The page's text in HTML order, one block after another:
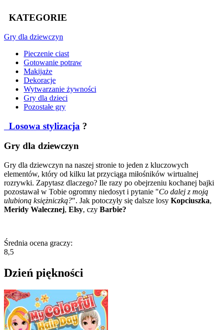
KATEGORIE
Gry dla dziewczyn
Pieczenie ciast
Gotowanie potraw
Makijaże
Dekoracje
Wytwarzanie żywności
Gry dla dzieci
Pozostałe gry
Losowa stylizacja ?
Gry dla dziewczyn
Gry dla dziewczyn na naszej stronie to jeden z kluczowych
elementów, który od kilku lat przyciąga miłośników wirtualnej
rozrywki. Zapytasz dlaczego? Ile razy po obejrzeniu kochanej bajki
pozostawał w Tobie ogromny niedosyt i pytanie "Co dalej z moją
ulubioną księżniczką?". Jak potoczyły się dalsze losy Kopciuszka,
Meridy Walecznej, Elsy, czy Barbie?
Średnia ocena graczy:
8,5
Dzień piękności